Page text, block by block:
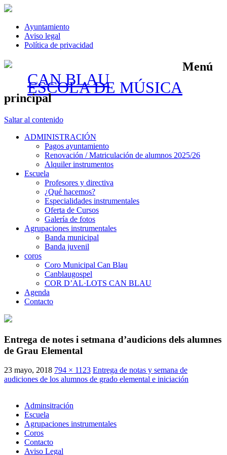
Ayuntamiento
Aviso legal
Política de privacidad
CAN BLAU
ESCOLA DE MÚSICA
Menú
principal
Saltar al contenido
ADMINISTRACIÓN
Pagos ayuntamiento
Renovación / Matriculación de alumnos 2025/26
Alquiler instrumentos
Escuela
Profesores y directiva
¿Qué hacemos?
Especialidades instrumentales
Oferta de Cursos
Galería de fotos
Agrupaciones instrumentales
Banda municipal
Banda juvenil
coros
Coro Municipal Can Blau
Canblaugospel
COR D’AL·LOTS CAN BLAU
Agenda
Contacto
Entrega de notes i setmana d’audicions dels alumnes
de Grau Elemental
23 mayo, 2018 794 × 1123 Entrega de notas y semana de
audiciones de los alumnos de grado elemental e iniciación
Adminsitración
Escuela
Agrupaciones instrumentales
Coros
Contacto
Aviso Legal